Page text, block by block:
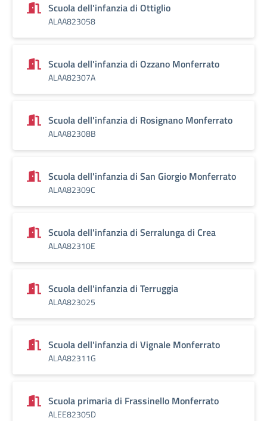
Scuola dell'infanzia di Ottiglio
ALAA823058
Scuola dell'infanzia di Ozzano Monferrato
ALAA82307A
Scuola dell'infanzia di Rosignano Monferrato
ALAA82308B
Scuola dell'infanzia di San Giorgio Monferrato
ALAA82309C
Scuola dell'infanzia di Serralunga di Crea
ALAA82310E
Scuola dell'infanzia di Terruggia
ALAA823025
Scuola dell'infanzia di Vignale Monferrato
ALAA82311G
Scuola primaria di Frassinello Monferrato
ALEE82305D